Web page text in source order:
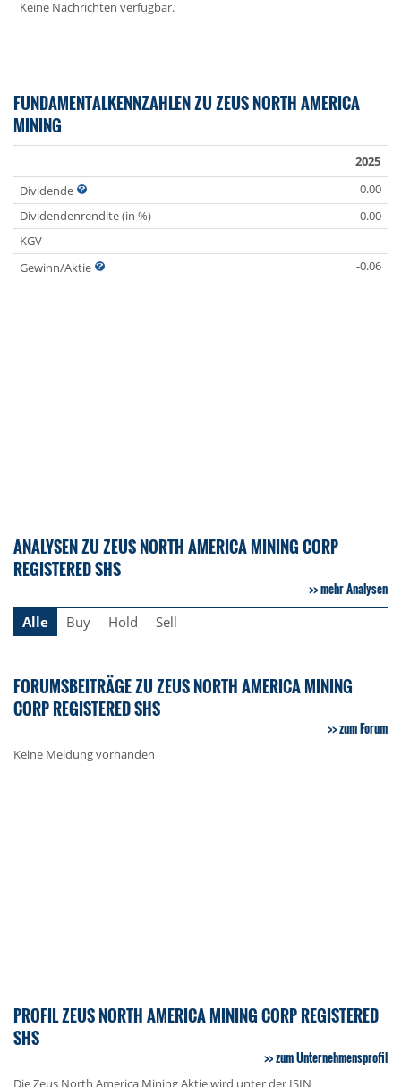
Keine Nachrichten verfügbar.
FUNDAMENTALKENNZAHLEN ZU ZEUS NORTH AMERICA
MINING
2025
Dividende
0.00
Dividendenrendite (in %)
0.00
KGV
-
Gewinn/Aktie
-0.06
ANALYSEN ZU ZEUS NORTH AMERICA MINING CORP
REGISTERED SHS
mehr Analysen
Alle
Buy Hold Sell
FORUMSBEITRÄGE ZU ZEUS NORTH AMERICA MINING
CORP REGISTERED SHS
zum Forum
Keine Meldung vorhanden
PROFIL ZEUS NORTH AMERICA MINING CORP REGISTERED
SHS
zum Unternehmensprofil
Die Zeus North America Mining Aktie wird unter der ISIN